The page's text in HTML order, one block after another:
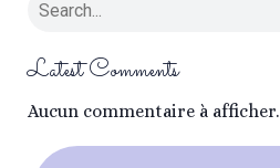
Latest Comments
Aucun commentaire à afficher.